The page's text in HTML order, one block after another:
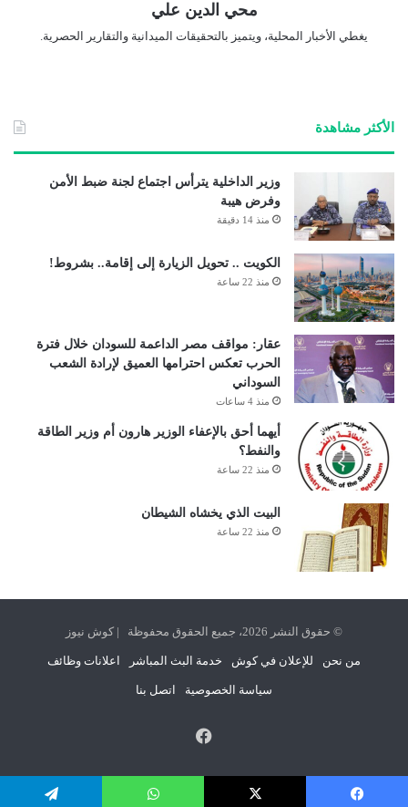
محي الدين علي
يغطي الأخبار المحلية، ويتميز بالتحقيقات الميدانية والتقارير الحصرية.
الأكثر مشاهدة
وزير الداخلية يترأس اجتماع لجنة ضبط الأمن
وفرض هيبة
منذ 14 دقيقة
الكويت .. تحويل الزيارة إلى إقامة.. بشروط!
منذ 22 ساعة
عقار: مواقف مصر الداعمة للسودان خلال فترة
الحرب تعكس احترامها العميق لإرادة الشعب
السوداني
منذ 4 ساعات
أيهما أحق بالإعفاء الوزير هارون أم وزير الطاقة
والنفط؟
منذ 22 ساعة
البيت الذي يخشاه الشيطان
منذ 22 ساعة
© حقوق النشر 2026، جميع الحقوق محفوظة | كوش نيوز
من نحن للإعلان في كوش خدمة البث المباشر اعلانات وظائف
سياسة الخصوصية اتصل بنا